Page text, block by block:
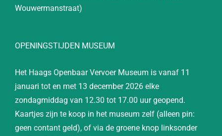
Wouwermanstraat)
OPENINGSTIJDEN MUSEUM
Het Haags Openbaar Vervoer Museum is vanaf 11
januari tot en met 13 december 2026 elke
zondagmiddag van 12.30 tot 17.00 uur geopend.
Kaartjes zijn te koop in het museum zelf (alleen pin:
geen contant geld), of via de groene knop linksonder